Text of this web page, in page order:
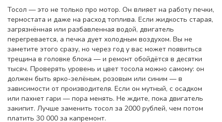
Тосол — это не только про мотор. Он влияет на работу печки,
термостата и даже на расход топлива. Если жидкость старая,
загрязнённая или разбавленная водой, двигатель
перегревается, а печка дует холодным воздухом. Вы не
заметите этого сразу, но через год у вас может появиться
трещина в головке блока — и ремонт обойдётся в десятки
тысяч. Проверять уровень и цвет тосола можно самому: он
должен быть ярко-зелёным, розовым или синим — в
зависимости от производителя. Если он мутный, с осадком
или пахнет гари — пора менять. Не ждите, пока двигатель
закипит. Лучше заменить тосол за 2000 рублей, чем потом
платить 30 000 за капремонт.